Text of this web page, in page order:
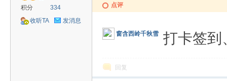
积分
334
收听TA
发消息
点评
窗含西岭千秋雪 打卡签
回复